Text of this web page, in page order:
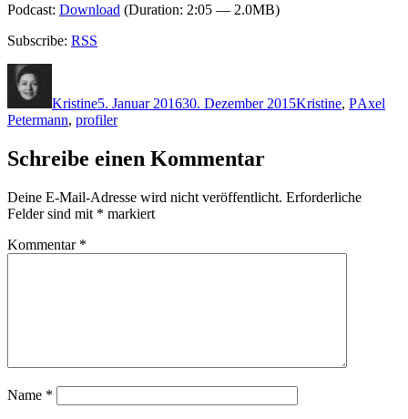
Podcast: Download (Duration: 2:05 — 2.0MB)
Subscribe: RSS
Kristine5. Januar 201630. Dezember 2015Kristine, PAxel
Petermann, profiler
Schreibe einen Kommentar
Deine E-Mail-Adresse wird nicht veröffentlicht. Erforderliche
Felder sind mit * markiert
Kommentar *
Name *